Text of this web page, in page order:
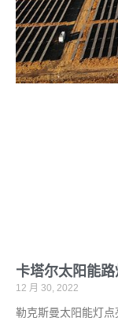
卡塔尔太阳能路
12 月 30, 2022
勒克斯曼太阳能灯